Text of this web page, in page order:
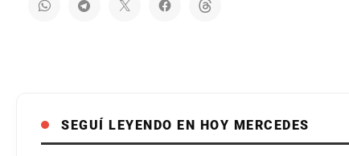
SEGUÍ LEYENDO EN HOY MERCEDES